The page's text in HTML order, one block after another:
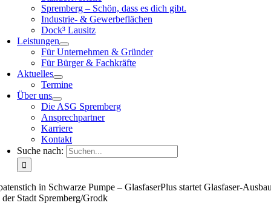
Spremberg – Schön, dass es dich gibt.
Industrie- & Gewerbeflächen
Dock³ Lausitz
Leistungen
Für Unternehmen & Gründer
Für Bürger & Fachkräfte
Aktuelles
Termine
Über uns
Die ASG Spremberg
Ansprechpartner
Karriere
Kontakt
Suche nach:
in Schwarze Pumpe – GlasfaserPlus startet Glasfaser-
der Stadt Spremberg/Grodk